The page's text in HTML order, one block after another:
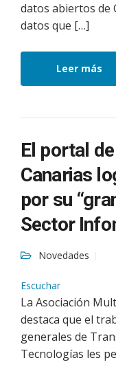
datos abiertos de
datos que […]
Leer más
El portal
Canarias
por su
Sector
Novedades
Escuchar
La Asociación
destaca que el
generales de
Tecnologías les